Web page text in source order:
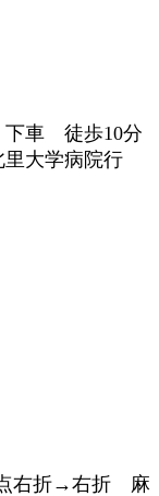
下車 徒歩10分
里大学病院行
右折→右折 麻